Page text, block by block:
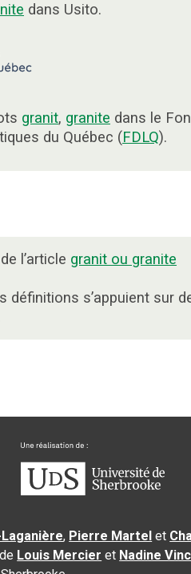
dans Usito.
granit, granite dans le
du Québec (FDLQ).
l’article granit ou granite
définitions s’appuient sur
, Pierre Martel et
Louis Mercier et Nadine